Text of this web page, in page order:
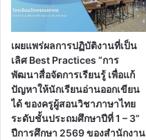
เผยแพร่ผลการปฏิบัติงานที่เป็น
เลิศ Best Practices “การ
พัฒนาสื่อจัดการเรียนรู้ เพื่อแก้
ปัญหาให้นักเรียนอ่านออกเขียน
ได้ ของครูผู้สอนวิชาภาษาไทย
ระดับชั้นประถมศึกษาปีที่ 1 – 3”
ปีการศึกษา 2569 ของสำนักงาน